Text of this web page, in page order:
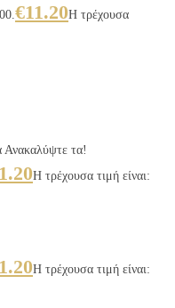
€11.20Η τρέχουσα
Ανακαλύψτε τα!
Η τρέχουσα τιμή είναι:
Η τρέχουσα τιμή είναι: